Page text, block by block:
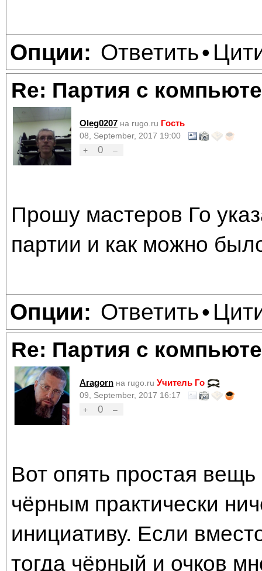
Опции: Ответить•
Re: Партия с
Oleg0207 на rugo.ru Гость
08, September, 2017 19:00
+
0 –
Прошу мастеров Го
партии и как можно
Опции: Ответить•
Re: Партия с
Aragorn на rugo.ru Учитель Го
09, September, 2017 16:17
+
0 –
Вот опять простая
чёрным практически
инициативу. Если
тогда чёрный и очков